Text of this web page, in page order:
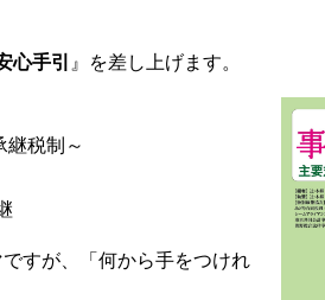
心手引 』を差し上げます。
税制～
すが、「何から手をつけれ